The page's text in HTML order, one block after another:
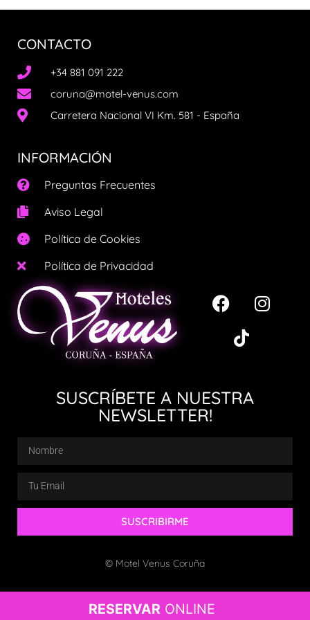
CONTACTO
+34 881 091 222
coruna@motel-venus.com
Carretera Nacional VI Km. 581 - España
INFORMACIÓN
Preguntas Frecuentes
Aviso Legal
Política de Cookies
Política de Privacidad
SUSCRÍBETE A NUESTRA
NEWSLETTER!
SUSCRIBIRME
© Motel Venus Coruña
RESERVARONLINE